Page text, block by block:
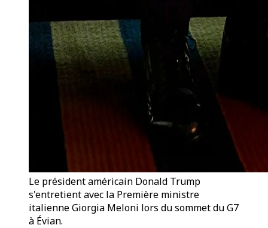
Le président américain Donald Trump
s'entretient avec la Première ministre
italienne Giorgia Meloni lors du sommet du G7
à Évian.